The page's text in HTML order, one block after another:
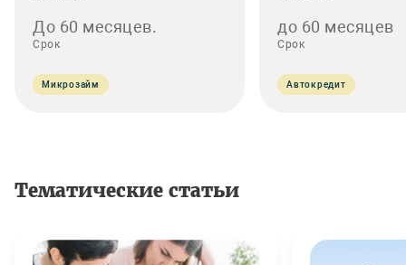
До 60 месяцев.
Срок
Микрозайм
до 60 месяцев
Срок
Автокредит
Тематические статьи